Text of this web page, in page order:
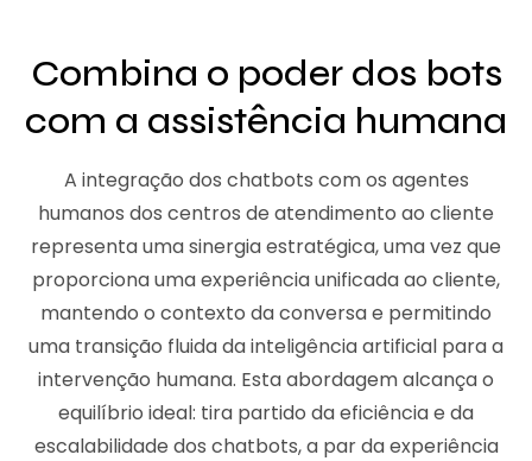
Combina o poder dos bots
com a assistência humana
A integração dos chatbots com os agentes
humanos dos centros de atendimento ao cliente
representa uma sinergia estratégica, uma vez que
proporciona uma experiência unificada ao cliente,
mantendo o contexto da conversa e permitindo
uma transição fluida da inteligência artificial para a
intervenção humana. Esta abordagem alcança o
equilíbrio ideal: tira partido da eficiência e da
escalabilidade dos chatbots, a par da experiência